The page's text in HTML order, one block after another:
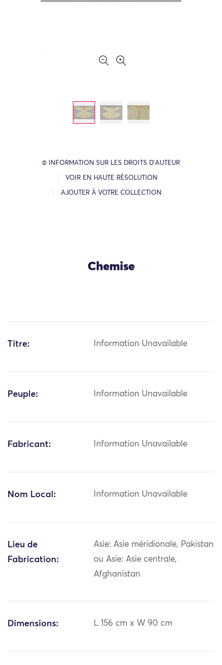
© INFORMATION SUR LES DROITS D’AUTEUR
VOIR EN HAUTE RÉSOLUTION
AJOUTER À VOTRE COLLECTION
Chemise
Titre: Information Unavailable
Peuple: Information Unavailable
Fabricant: Information Unavailable
Nom Local: Information Unavailable
Lieu de
Fabrication:
Asie: Asie méridionale, Pakistan
ou Asie: Asie centrale,
Afghanistan
Dimensions: L 156 cm x W 90 cm